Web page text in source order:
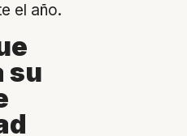
el año.
su